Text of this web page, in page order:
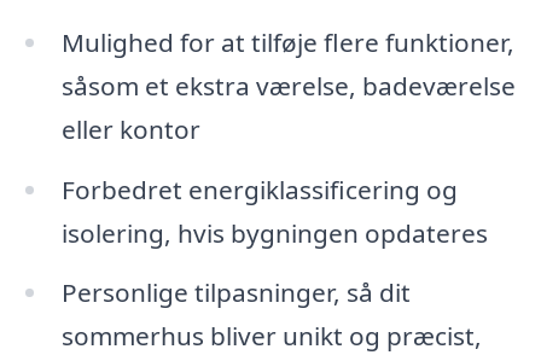
Mulighed for at tilføje flere funktioner,
såsom et ekstra værelse, badeværelse
eller kontor
Forbedret energiklassificering og
isolering, hvis bygningen opdateres
Personlige tilpasninger, så dit
sommerhus bliver unikt og præcist,